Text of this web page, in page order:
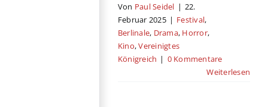
Von Paul Seidel | 22.
Februar 2025 | Festival,
Berlinale, Drama, Horror,
Kino,Vereinigtes
Königreich | 0 Kommentare
Weiterlesen